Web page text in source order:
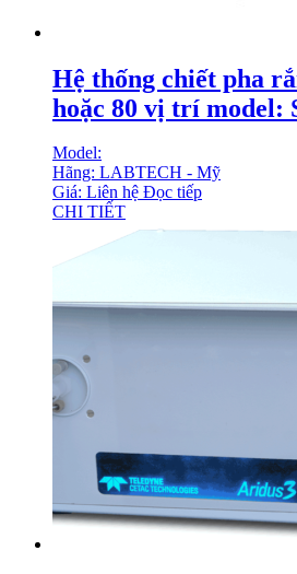
Hệ thống chiết pha
hoặc 80 vị trí model:
Model:
Hãng: LABTECH - Mỹ
Giá: Liên hệ Đọc tiếp
CHI TIẾT